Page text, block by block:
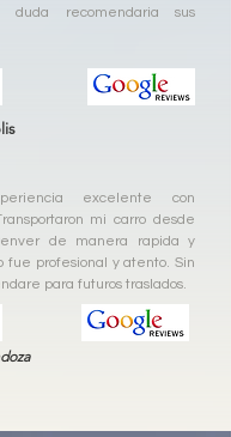
duda recomendaria sus
excelente con
mi carro desde
de manera rapida y
fue profesional y atento. Sin
para futuros traslados.